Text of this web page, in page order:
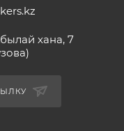
хана, 7